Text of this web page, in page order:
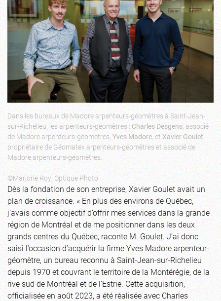
Dans les bureaux de Madore arpenteurs-géomètres à Saint-Jean-
sur-Richelieu, les arpenteurs-géomètres :Charles Desgens, associé
de Madore arpenteurs-géomètres,Yves Madore, et Xavier Goulet,
propriétaire de Géomatex arpenteurs-géomètres et associé de
Madore arpenteurs-géomètres.
©Marjorie Roy, Optique Photo
Dès la fondation de son entreprise, Xavier Goulet avait un
plan de croissance. « En plus des environs de Québec,
j’avais comme objectif d’offrir mes services dans la grande
région de Montréal et de me positionner dans les deux
grands centres du Québec, raconte M. Goulet. J’ai donc
saisi l’occasion d’acquérir la firme Yves Madore arpenteur-
géomètre, un bureau reconnu à Saint-Jean-sur-Richelieu
depuis 1970 et couvrant le territoire de la Montérégie, de la
rive sud de Montréal et de l’Estrie. Cette acquisition,
officialisée en août 2023, a été réalisée avec Charles